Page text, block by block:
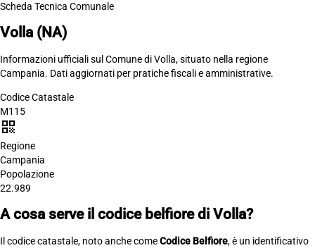
Scheda Tecnica Comunale
Volla (NA)
Informazioni ufficiali sul Comune di Volla, situato nella regione
Campania. Dati aggiornati per pratiche fiscali e amministrative.
Codice Catastale
M115
qr_code
Regione
Campania
Popolazione
22.989
A cosa serve il codice belfiore di Volla?
Il codice catastale, noto anche comeCodice Belfiore, è un identificativo